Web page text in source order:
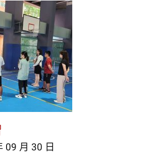
09 月 30 日